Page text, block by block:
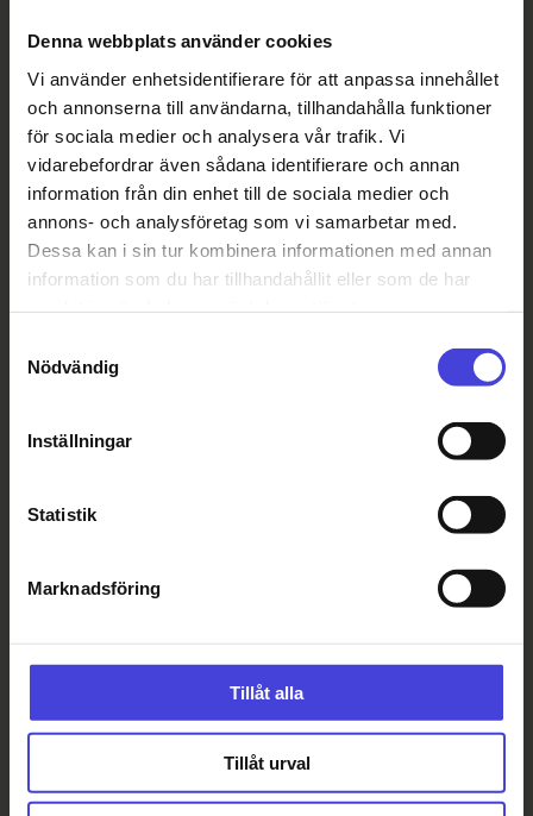
Denna webbplats använder cookies
Vi använder enhetsidentifierare för att anpassa innehållet
och annonserna till användarna, tillhandahålla funktioner
för sociala medier och analysera vår trafik. Vi
vidarebefordrar även sådana identifierare och annan
information från din enhet till de sociala medier och
annons- och analysföretag som vi samarbetar med.
Dessa kan i sin tur kombinera informationen med annan
information som du har tillhandahållit eller som de har
Nödvändig
Inställningar
Statistik
Marknadsföring
Tillåt alla
Tillåt urval
Följ våra sociala
Facebook X InstagramYouTube LinkedIn TikTok